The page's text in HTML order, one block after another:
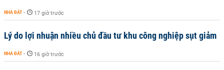
NHÀ ĐẤT - 17 giờ trước
Lý do lợi nhuận nhiều chủ đầu tư khu công nghiệp sụt giảm
NHÀ ĐẤT - 16 giờ trước